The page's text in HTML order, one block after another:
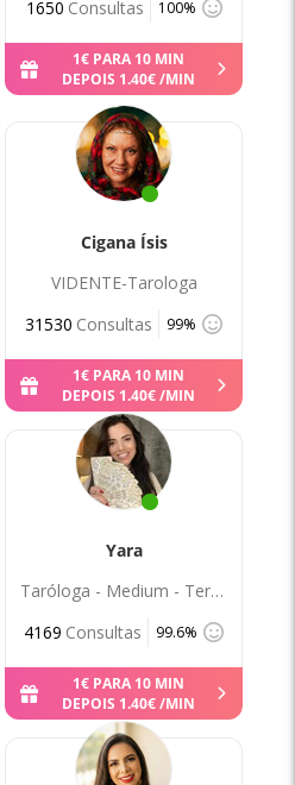
1650 Consultas 100%
1€ PARA 10 MIN
DEPOIS 1.40€/MIN
Cigana Ísis
VIDENTE-Tarologa
31530 Consultas 99%
1€ PARA 10 MIN
DEPOIS 1.40€/MIN
Yara
Taróloga - Medium - Terapeuta holistica
4169 Consultas 99.6%
1€ PARA 10 MIN
DEPOIS 1.40€/MIN